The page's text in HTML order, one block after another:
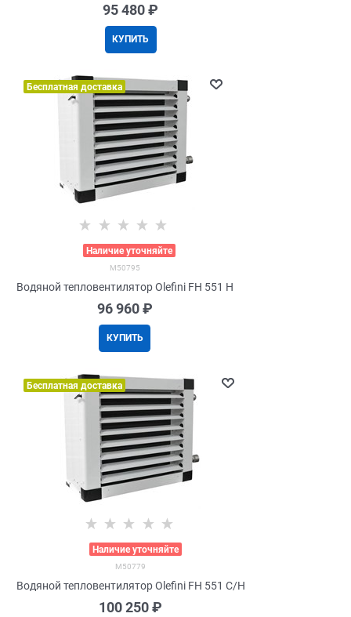
95 480 ₽
КУПИТЬ
Бесплатная доставка
Наличие уточняйте
M50795
Водяной тепловентилятор Olefini FH 551 H
96 960 ₽
КУПИТЬ
Бесплатная доставка
Наличие уточняйте
M50779
Водяной тепловентилятор Olefini FH 551 C/H
100 250 ₽